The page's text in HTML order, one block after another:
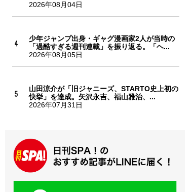
2026年08月04日
少年ジャンプ出身・ギャグ漫画家2人が当時の
「過酷すぎる週刊連載」を振り返る。「ヘ...
2026年08月05日
山田涼介が「旧ジャニーズ、STARTO史上初の
快挙」を達成。矢沢永吉、福山雅治、...
2026年07月31日